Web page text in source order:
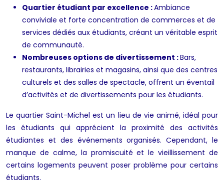
Quartier étudiant par excellence :Ambiance
conviviale et forte concentration de commerces et de
services dédiés aux étudiants, créant un véritable esprit
de communauté.
Nombreuses options de divertissement :Bars,
restaurants, librairies et magasins, ainsi que des centres
culturels et des salles de spectacle, offrent un éventail
d’activités et de divertissements pour les étudiants.
Le quartier Saint-Michel est un lieu de vie animé, idéal pour
les étudiants qui apprécient la proximité des activités
étudiantes et des événements organisés. Cependant, le
manque de calme, la promiscuité et le vieillissement de
certains logements peuvent poser problème pour certains
étudiants.